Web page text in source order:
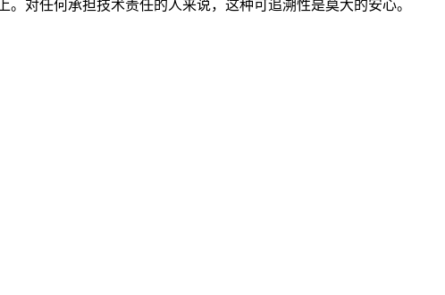
对任何承担技术责任的人来说，这种可追溯性是莫大的安心。